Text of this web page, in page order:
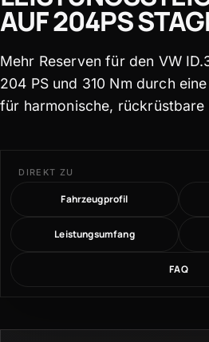
AUF 204PS
Mehr Reserven für den VW
204 PS und 310 Nm durch
für harmonische,
DIREKT ZU
Fahrzeugprofil
Leistungsumfang
FAQ